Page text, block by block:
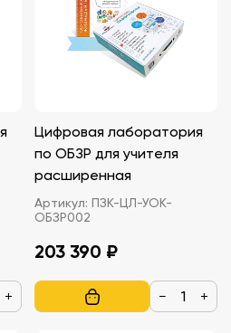
+
Цифровая лаборатория
по ОБЗР для учителя
расширенная
Артикул: ПЗК-ЦЛ-УОК-
ОБЗР002
203 390 ₽
− +